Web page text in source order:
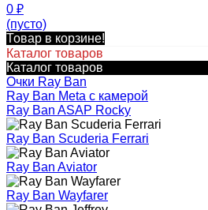
0 ₽
(пусто)
Товар в корзине!
Каталог товаров
Каталог товаров
Очки Ray Ban
Ray Ban Meta с камерой
Ray Ban ASAP Rocky
Ray Ban Scuderia Ferrari
Ray Ban Aviator
Ray Ban Wayfarer